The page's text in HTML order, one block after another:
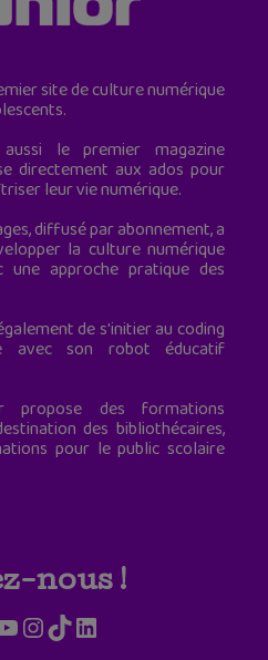
site de culture numérique
le premier magazine
directement aux ados pour
leur vie numérique.
diffusé par abonnement, a
la culture numérique
une approche pratique des
de s'initier au coding
son robot éducatif
propose des formations
des bibliothécaires,
pour le public scolaire
nous !
Instagram
TikTokLinkedIn